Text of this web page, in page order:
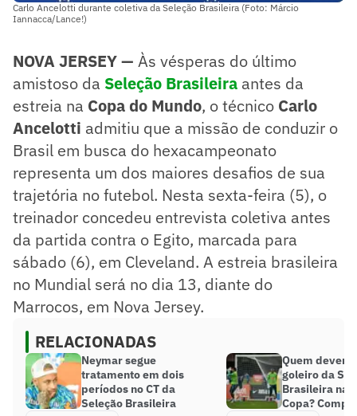
Carlo Ancelotti durante coletiva da Seleção Brasileira (Foto: Márcio
Iannacca/Lance!)
NOVA JERSEY — Às vésperas do último
amistoso da Seleção Brasileira antes da
estreia na Copa do Mundo, o técnico Carlo
Ancelotti admitiu que a missão de conduzir o
Brasil em busca do hexacampeonato
representa um dos maiores desafios de sua
trajetória no futebol. Nesta sexta-feira (5), o
treinador concedeu entrevista coletiva antes
da partida contra o Egito, marcada para
sábado (6), em Cleveland. A estreia brasileira
no Mundial será no dia 13, diante do
Marrocos, em Nova Jersey.
RELACIONADAS
Neymar segue
tratamento em dois
períodos no CT da
Seleção Brasileira
Quem
goleiro da
Brasileira na
Copa?